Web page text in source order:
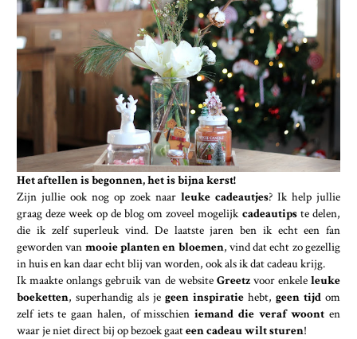
Het aftellen is begonnen, het is bijna kerst!
Zijn jullie ook nog op zoek naar leuke cadeautjes? Ik help jullie
graag deze week op de blog om zoveel mogelijk cadeautips te delen,
die ik zelf superleuk vind. De laatste jaren ben ik echt een fan
geworden van mooie planten en bloemen, vind dat echt zo gezellig
in huis en kan daar echt blij van worden, ook als ik dat cadeau krijg.
Ik maakte onlangs gebruik van de website Greetzvoor enkeleleuke
boeketten, superhandig als je geen inspiratie hebt, geen tijd om
zelf iets te gaan halen, of misschien iemand die veraf woonten
waar je niet direct bij op bezoek gaateen cadeau wilt sturen!